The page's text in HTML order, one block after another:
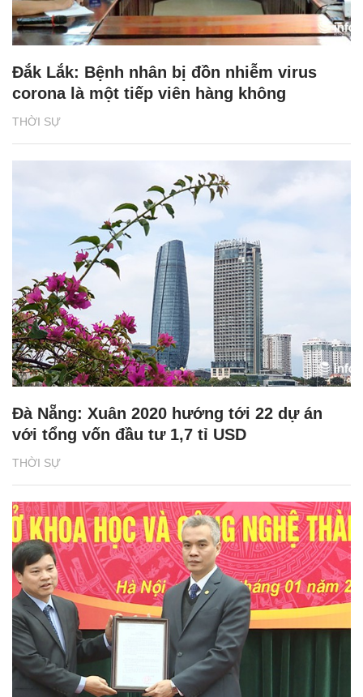
THỜI SỰ
Đắk Lắk: Bệnh nhân bị đồn nhiễm virus
corona là một tiếp viên hàng không
THỜI SỰ
Đà Nẵng: Xuân 2020 hướng tới 22 dự án
với tổng vốn đầu tư 1,7 tỉ USD